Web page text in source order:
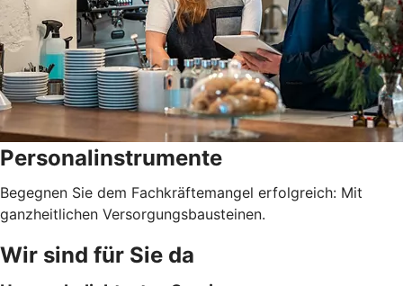
Personalinstrumente
Begegnen Sie dem Fachkräftemangel erfolgreich: Mit
ganzheitlichen Versorgungsbausteinen.
Wir sind für Sie da